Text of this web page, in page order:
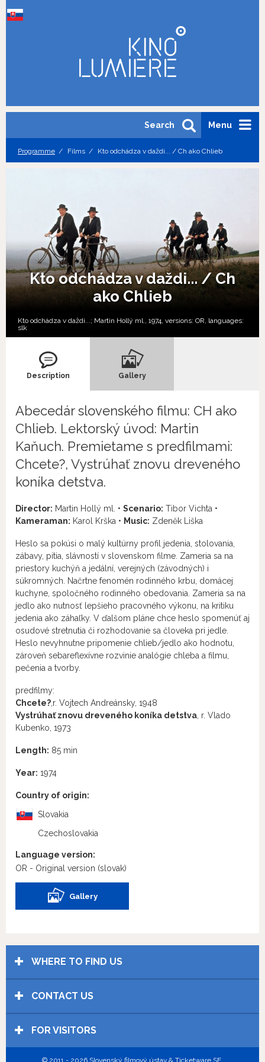
Menu
Search
Programme Films Kto odchádza v daždi... / Ch ako Chlieb
Kto odchádza v daždi... / Ch
ako Chlieb
Kto odchádza v daždi...; Martin Hollý ml., 1974, versions: OR, languages:
slk
Description Gallery
Abecedár slovenského filmu: CH ako
Chlieb. Lektorský úvod: Martin
Kaňuch. Premietame s predfilmami:
Chcete?, Vystrúhať znovu dreveného
koníka detstva.
Director: Martin Hollý ml. • Scenario: Tibor Vichta •
Kameraman: Karol Krška • Music: Zdeněk Liška
Heslo sa pokúsi o malý kultúrny profil jedenia, stolovania,
zábavy, pitia, slávností v slovenskom filme. Zameria sa na
priestory kuchýň a jedální, verejných (závodných) i
súkromných. Načrtne fenomén rodinného krbu, domácej
kuchyne, spoločného rodinného obedovania. Zameria sa na
jedlo ako nutnosť lepšieho pracovného výkonu, na kritiku
jedenia ako záhaľky. V ďalšom pláne chce heslo spomenúť aj
osudové stretnutia či rozhodovanie sa človeka pri jedle.
Heslo nevyhnutne pripomenie chlieb/jedlo ako hodnotu,
zároveň sebareflexívne rozvinie analógie chleba a filmu,
pečenia a tvorby.
predfilmy:
Chcete? ,r. Vojtech Andreánsky, 1948
Vystrúhať znovu dreveného koníka detstva , r. Vlado
Kubenko, 1973
Length: 85 min
Year: 1974
Country of origin:
Slovakia
Czechoslovakia
Language version:
OR - Original version (slovak)
Gallery
WHERE TO FIND US
CONTACT US
FOR VISITORS
© 2011 - 2026 Slovenský filmový ústav & Ticketware SE.